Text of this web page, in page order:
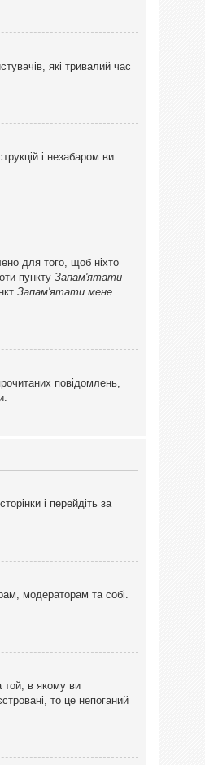
які тривалий час
і незабаром ви
для того, щоб ніхто
пункту Запам'ятати
Запам'ятати мене
повідомлень,
і перейдіть за
модераторам та собі.
той, в якому ви
то це непоганий